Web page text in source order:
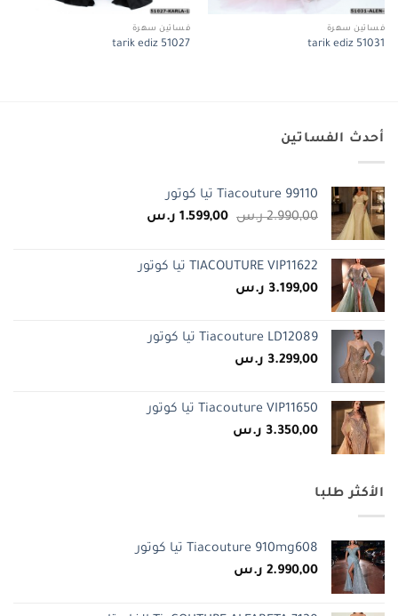
فساتين سهرة
tarik ediz 51031
فساتين سهرة
tarik ediz 51027
أحدث الفساتين
Tiacouture 99110 تيا كوتور
2.990,00 ر.س السعر
2.990,00 ر.س.
1.599,00 ر.سالسعر
1.599,00 ر.س.
TIACOUTURE VIP11622 تيا كوتور
3.199,00 ر.س
Tiacouture LD12089 تيا كوتور
3.299,00 ر.س
Tiacouture VIP11650 تيا كوتور
3.350,00 ر.س
الأكثر طلبا
Tiacouture 910mg608 تيا كوتور
2.990,00 ر.س